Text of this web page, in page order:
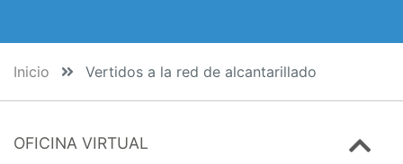
Inicio Vertidos a la red de alcantarillado
OFICINA VIRTUAL